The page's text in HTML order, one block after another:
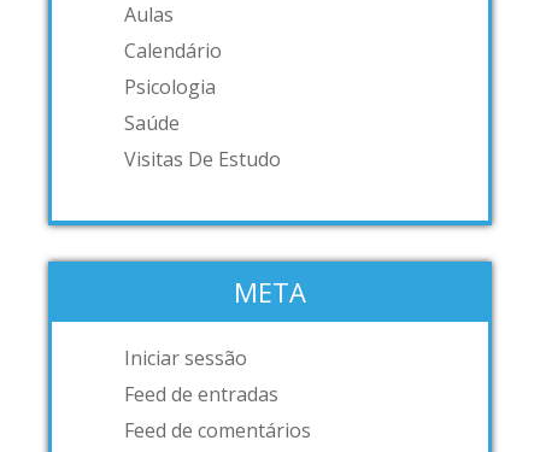
Aulas
Calendário
Psicologia
Saúde
Visitas De Estudo
META
Iniciar sessão
Feed de entradas
Feed de comentários